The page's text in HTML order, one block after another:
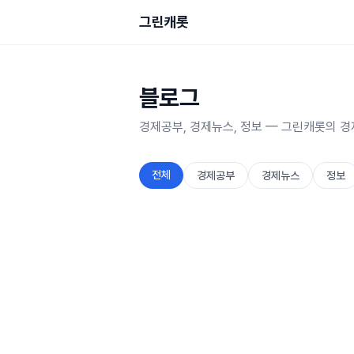
그린캐롯
블로그
경제공부, 경제뉴스, 정보 — 그린캐롯의 경
전체 경제공부 경제뉴스 정보